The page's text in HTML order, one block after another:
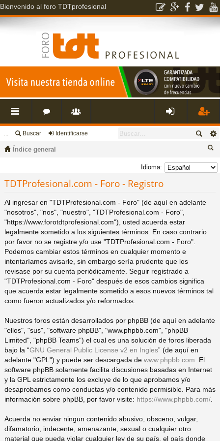
Bienvenido al foro TDTprofesional
nl
es
rá
pi
do
s
o
s
s
a
ri
o
nti
ar
se
eg
ist
e
... Buscar Identificarse
Índice general
us
Idioma:
TDTProfesional.com - Foro - Registro
Al ingresar en "TDTProfesional.com - Foro" (de aquí en adelante
"nosotros", "nos", "nuestro", "TDTProfesional.com - Foro",
"https://www.forotdtprofesional.com"), usted acuerda estar
legalmente sometido a los siguientes términos. En caso contrario
por favor no se registre y/o use "TDTProfesional.com - Foro".
Podemos cambiar estos términos en cualquier momento e
intentaríamos avisarle, sin embargo sería prudente que los
revisase por su cuenta periódicamente. Seguir registrado a
"TDTProfesional.com - Foro" después de esos cambios significa
que acuerda estar legalmente sometido a esos nuevos términos tal
como fueron actualizados y/o reformados.
Nuestros foros están desarrollados por phpBB (de aquí en adelante
"ellos", "sus", "software phpBB", "www.phpbb.com", "phpBB
Limited", "phpBB Teams") el cual es una solución de foros liberada
bajo la “GNU General Public License v2 en Ingles” (de aquí en
adelante "GPL") y puede ser descargada de www.phpbb.com . El
software phpBB solamente facilita discusiones basadas en Internet
y la GPL estrictamente los excluye de lo que aprobamos y/o
desaprobamos como conductas y/o contenido permisible. Para más
información sobre phpBB, por favor visite: https://www.phpbb.com/
Acuerda no enviar ningun contenido abusivo, obsceno, vulgar,
difamatorio, indecente, amenazante, sexual o cualquier otro
material que pueda violar cualquier ley de su país, el país donde